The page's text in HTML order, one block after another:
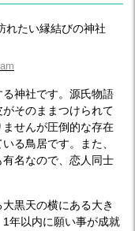
神社です。源氏物語
そのままつけられて
せんが圧倒的な存在
る鳥居です。また、
名なので、恋人同士
黒天の横にある大き
年以内に願い事が成就